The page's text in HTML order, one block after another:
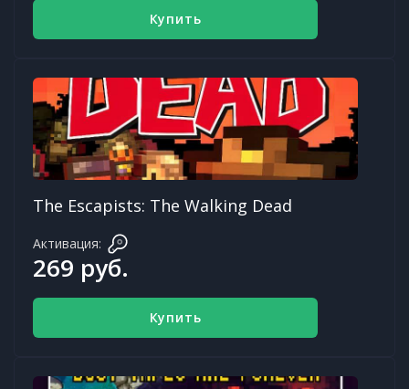
Купить
The Escapists: The Walking Dead
Активация:
269 руб.
Купить